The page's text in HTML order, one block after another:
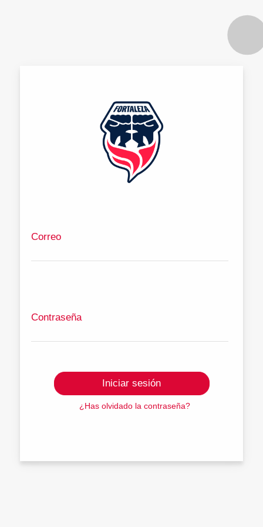
Correo
Contraseña
Iniciar sesión
¿Has olvidado la contraseña?